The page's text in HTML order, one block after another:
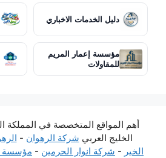
دليل الخدمات الاخباري
مؤسسة إعمار المريم
للمقاولات
أهم المواقع المتخصصة في المملكة
الخليج العربي شركة الرهوان -
الخير - شركة انوار الحرمين - مؤسسة